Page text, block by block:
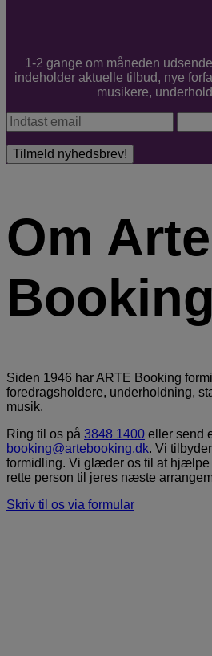
1-2 gange om måneden
indeholder aktuelle tilbud, nye
musikere,
Om Arte
Booking
Siden 1946 har ARTE Booking
foredragsholdere, underholdning,
musik.
Ring til os på 3848 1400 eller send
booking@artebooking.dk. Vi
formidling. Vi glæder os til at hjælpe
rette person til jeres næste
Skriv til os via formular